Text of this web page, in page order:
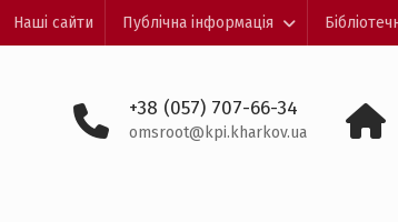
Наші сайти Публічна інформація
+38 (057) 707-66-34
omsroot@kpi.kharkov.ua